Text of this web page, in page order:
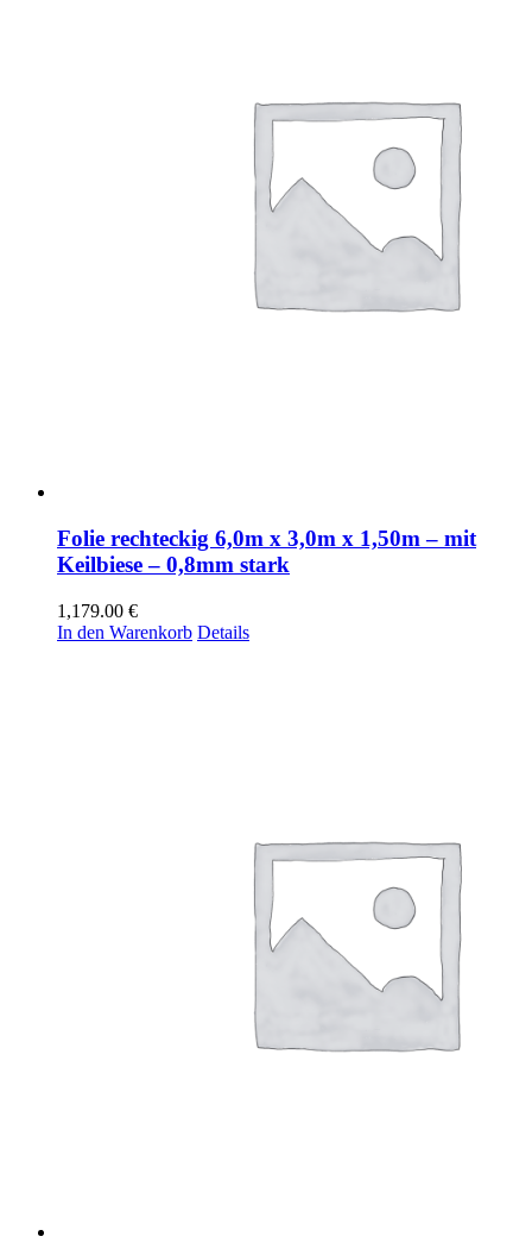
Folie rechteckig 6,0m x 3,0m x 1,50m – mit
Keilbiese – 0,8mm stark
1,179.00 €
In den Warenkorb Details